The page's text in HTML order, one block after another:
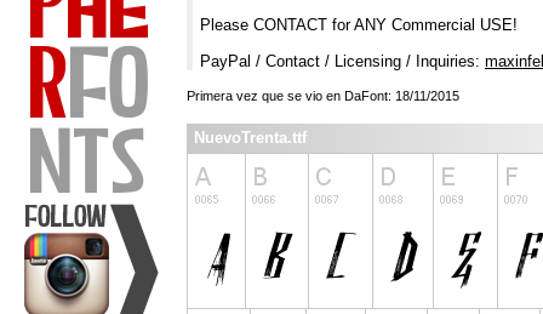
Please CONTACT for ANY Commercial USE!
PayPal / Contact / Licensing / Inquiries:
Primera vez que se vio en DaFont: 18/11/2015
NuevoTrenta.ttf